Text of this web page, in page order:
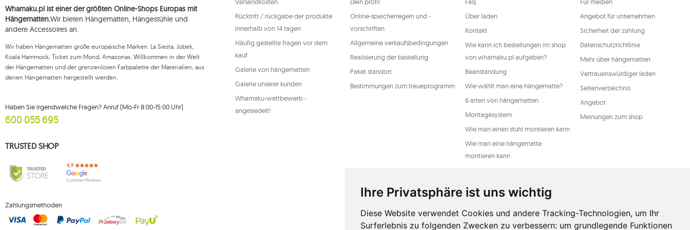
Ihre Privatsphäre ist uns wichtig
Diese Website verwendet Cookies und andere Tracking-Technologien, um Ihr
Surferlebnis zu folgenden Zwecken zu verbessern: um grundlegende Funktionen
personenbezogenen Daten kann jederzeit widerrufen werden, wobei ein solcher Widerruf die
genannten Rechte auszuüben, wenden Sie sich bitte per E-Mail oder per Brief an die registrierte
Adresse an die Kundendienstabteilung von Mouton Interactive.
Weitere Informationen finden Sie unter:www.mouton.pl/ODO
Whamaku.pl ist einer der größten Online-Shops Europas mit
Hängematten.Wir bieten Hängematten, Hängestühle und
andere Accessoires an.
Wir haben Hängematten große europäische Marken: La Siesta, Jobek,
Koala Hammock, Ticket zum Mond, Amazonas. Willkommen in der Welt
der Hängematten und der grenzenlosen Farbpalette der Materialien, aus
denen Hängematten hergestellt werden.
Haben Sie irgendwelche Fragen? Anruf (Mo-Fr 8:00-15:00 Uhr)
600 055 695
TRUSTED SHOP
Zahlungsmethoden
Rücktritt / rückgabe der produkte
innerhalb von 14 tagen
Häufig gestellte fragen vor dem
kauf
Galerie von hängematten
Galerie unserer kunden
Whamaku-wettbewerb -
angesiedelt!
Online-speicherregeln und -
vorschriften
Allgemeine verkaufsbedingungen
Realisierung der bestellung
Paket standort
Bestimmungen zum treueprogramm
Über laden
Kontakt
Wie kann ich bestellungen im shop
von whamaku.pl aufgeben?
Beanstandung
Wie wählt man eine hängematte?
6 arten von hängematten
Montagesystem
Wie man einen stuhl montieren kann
Wie man eine hängematte
montieren kann
Angebot für unternehmen
Sicherheit der zahlung
Datenschutzrichtlinie
Mehr über hängematten
Vertrauenswürdiger laden
Seitenverzeichnis
Angebot
Meinungen zum shop